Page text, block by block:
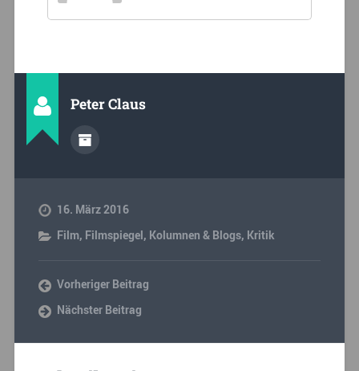
Peter Claus
16. März 2016
Film, Filmspiegel, Kolumnen & Blogs, Kritik
Vorheriger Beitrag
Nächster Beitrag